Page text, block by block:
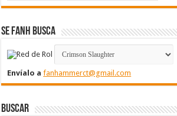
Se FanH Busca
Envíalo afanhammerct@gmail.com
Buscar